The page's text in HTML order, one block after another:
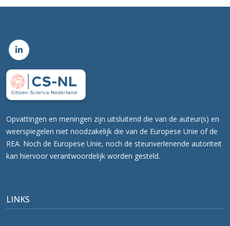
Opvattingen en meningen zijn uitsluitend die van de auteur(s) en
weerspiegelen niet noodzakelijk die van de Europese Unie of de
REA. Noch de Europese Unie, noch de steunverlenende autoriteit
kan hiervoor verantwoordelijk worden gesteld.
LINKS